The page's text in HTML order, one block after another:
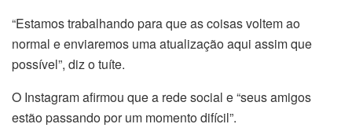
“Estamos trabalhando para que as coisas voltem ao
normal e enviaremos uma atualização aqui assim que
possível”, diz o tuíte.
O Instagram afirmou que a rede social e “seus amigos
estão passando por um momento difícil”.